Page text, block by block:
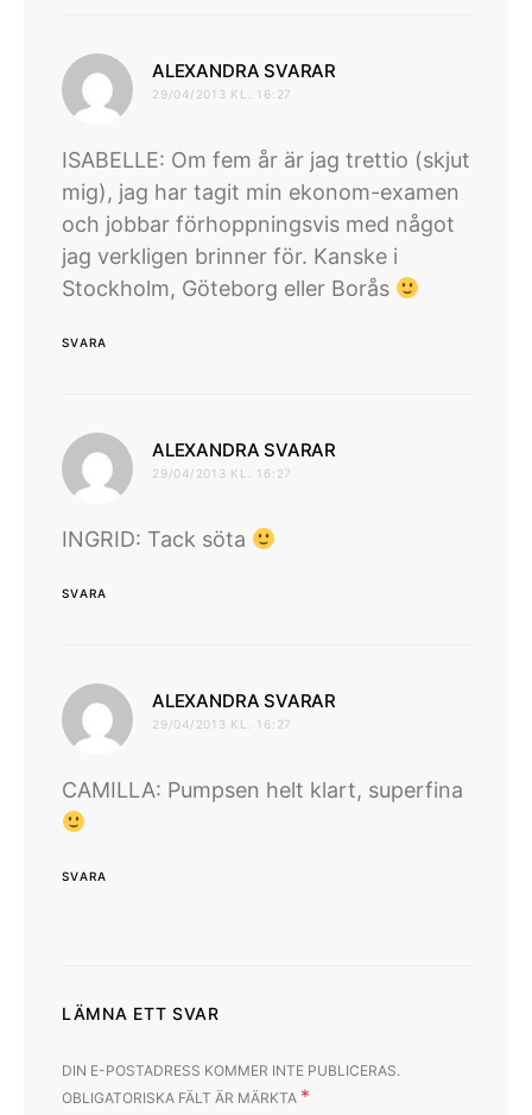
ALEXANDRA SVARAR
29/04/2013 KL. 16:27
ISABELLE: Om fem år är jag trettio (skjut
mig), jag har tagit min ekonom-examen
och jobbar förhoppningsvis med något
jag verkligen brinner för. Kanske i
Stockholm, Göteborg eller Borås
SVARA
ALEXANDRA SVARAR
29/04/2013 KL. 16:27
INGRID: Tack söta
SVARA
ALEXANDRA SVARAR
29/04/2013 KL. 16:27
CAMILLA: Pumpsen helt klart, superfina
SVARA
LÄMNA ETT SVAR
DIN E-POSTADRESS KOMMER INTE PUBLICERAS.
OBLIGATORISKA FÄLT ÄR MÄRKTA *